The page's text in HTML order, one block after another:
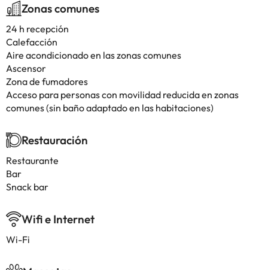
Zonas comunes
24 h recepción
Calefacción
Aire acondicionado en las zonas comunes
Ascensor
Zona de fumadores
Acceso para personas con movilidad reducida en zonas
comunes (sin baño adaptado en las habitaciones)
Restauración
Restaurante
Bar
Snack bar
Wifi e Internet
Wi-Fi